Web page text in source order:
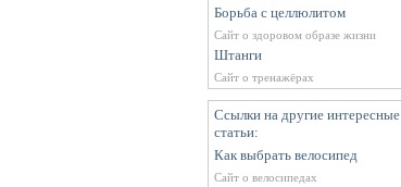
Борьба с целлюлитом
Сайт о здоровом образе жизни
Штанги
Сайт о тренажёрах
Ссылки на другие интересные
статьи:
Как выбрать велосипед
Сайт о велосипедах